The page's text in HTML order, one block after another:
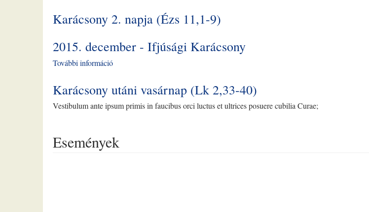
Karácsony 2. napja (Ézs 11,1-9)
2015. december - Ifjúsági Karácsony
További információ
Ifjúsági
Karácsony
Karácsony utáni vasárnap (Lk 2,33-40)
Vestibulum ante ipsum primis in faucibus orci luctus et ultrices posuere cubilia Curae;
Események